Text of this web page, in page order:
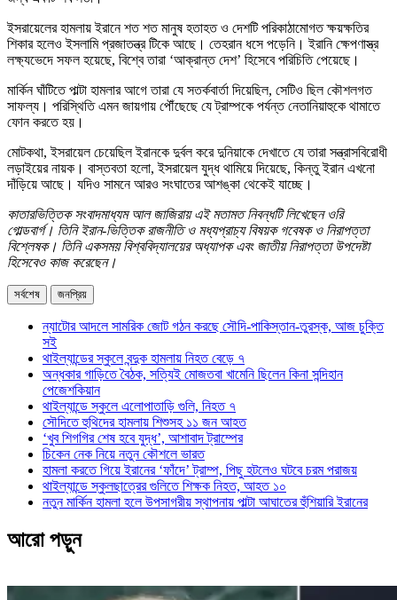
ইসরায়েলের হামলায় ইরানে শত শত মানুষ হতাহত ও দেশটি পরিকাঠামোগত ক্ষয়ক্ষতির
শিকার হলেও ইসলামি প্রজাতন্ত্র টিকে আছে। তেহরান ধসে পড়েনি। ইরানি ক্ষেপণাস্ত্র
লক্ষ্যভেদে সফল হয়েছে, বিশ্বে তারা ‘আক্রান্ত দেশ’ হিসেবে পরিচিতি পেয়েছে।
মার্কিন ঘাঁটিতে পাল্টা হামলার আগে তারা যে সতর্কবার্তা দিয়েছিল, সেটিও ছিল কৌশলগত
সাফল্য। পরিস্থিতি এমন জায়গায় পৌঁছেছে যে ট্রাম্পকে পর্যন্ত নেতানিয়াহুকে থামাতে
ফোন করতে হয়।
মোটকথা, ইসরায়েল চেয়েছিল ইরানকে দুর্বল করে দুনিয়াকে দেখাতে যে তারা সন্ত্রাসবিরোধী
লড়াইয়ের নায়ক। বাস্তবতা হলো, ইসরায়েল যুদ্ধ থামিয়ে দিয়েছে, কিন্তু ইরান এখনো
দাঁড়িয়ে আছে। যদিও সামনে আরও সংঘাতের আশঙ্কা থেকেই যাচ্ছে।
কাতারভিত্তিক সংবাদমাধ্যম আল জাজিরায় এই মতামত নিবন্ধটি লিখেছেন ওরি
গোল্ডবার্গ। তিনি ইরান-ভিত্তিক রাজনীতি ও মধ্যপ্রাচ্য বিষয়ক গবেষক ও নিরাপত্তা
বিশ্লেষক। তিনি একসময় বিশ্ববিদ্যালয়ের অধ্যাপক এবং জাতীয় নিরাপত্তা উপদেষ্টা
হিসেবেও কাজ করেছেন।
সর্বশেষ জনপ্রিয়
ন্যাটোর আদলে সামরিক জোট গঠন করছে সৌদি-পাকিস্তান-তুরস্ক, আজ চুক্তি
সই
থাইল্যান্ডের স্কুলে বন্দুক হামলায় নিহত বেড়ে ৭
অন্ধকার গাড়িতে বৈঠক, সত্যিই মোজতবা খামেনি ছিলেন কিনা সন্দিহান
পেজেশকিয়ান
থাইল্যান্ডে স্কুলে এলোপাতাড়ি গুলি, নিহত ৭
সৌদিতে হুথিদের হামলায় শিশুসহ ১১ জন আহত
‘খুব শিগগির শেষ হবে যুদ্ধ’, আশাবাদ ট্রাম্পের
চিকেন নেক নিয়ে নতুন কৌশলে ভারত
হামলা করতে গিয়ে ইরানের ‘ফাঁদে’ ট্রাম্প, পিছু হটলেও ঘটবে চরম পরাজয়
থাইল্যান্ডে স্কুলছাত্রের গুলিতে শিক্ষক নিহত, আহত ১০
নতুন মার্কিন হামলা হলে উপসাগরীয় স্থাপনায় পাল্টা আঘাতের হুঁশিয়ারি ইরানের
আরো পড়ুন